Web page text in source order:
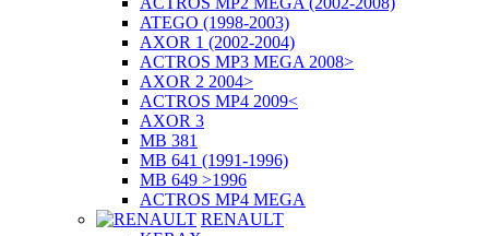
ATEGO (1998-2003)
AXOR 1 (2002-2004)
ACTROS MP3 MEGA 2008>
AXOR 2 2004>
ACTROS MP4 2009<
AXOR 3
MB 381
MB 641 (1991-1996)
MB 649 >1996
ACTROS MP4 MEGA
RENAULT